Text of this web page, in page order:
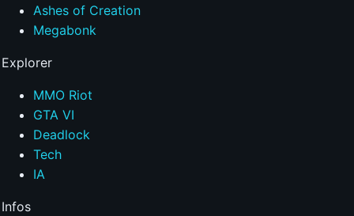
Ashes of Creation
Megabonk
Explorer
MMO Riot
GTA VI
Deadlock
Tech
IA
Infos